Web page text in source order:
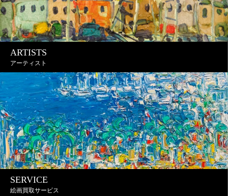
ARTISTS
アーティスト
SERVICE
絵画買取サービス